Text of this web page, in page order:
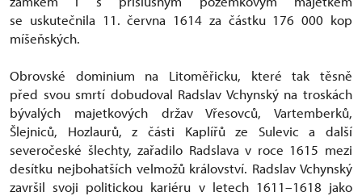
se uskutečnila 11. června 1614 za částku 176 000 kop
míšeňských.
Obrovské dominium na Litoměřicku, které tak těsně
před svou smrtí dobudoval Radslav Vchynský na troskách
bývalých majetkových držav Vřesovců, Vartemberků,
Šlejniců, Hozlaurů, z části Kaplířů ze Sulevic a další
severočeské šlechty, zařadilo Radslava v roce 1615 mezi
desítku nejbohatších velmožů království. Radslav Vchynský
završil svoji politickou kariéru v letech 1611–1618 jako